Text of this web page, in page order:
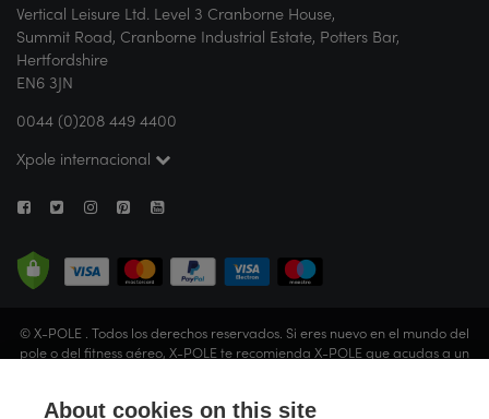
Vertical Leisure Ltd. Level 3 Cranborne House,
Summit Road, Cranborne Industrial Estate, Potters Bar,
Hertfordshire
EN6 3JN
0044 (0)208 449 4400
Xpole internacional
© X-POLE . Todos los derechos reservados. Si eres nuevo en el mundo del
pole o del fitness aéreo, X-POLE te recomienda X-POLE que acudas a un
nombre comercial de X-POLE) está registrada en Inglaterra y Gales (n.º
About cookies on this site